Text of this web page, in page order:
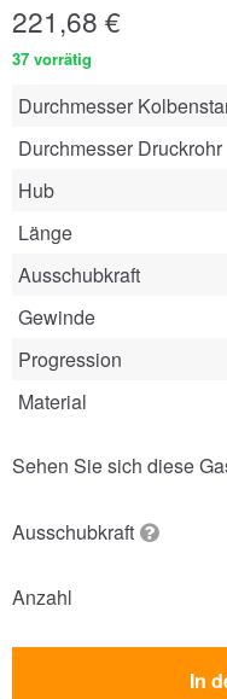
221,68 €
37 vorrätig
Durchmesser
Durchmesser Druckrohr
Hub
Länge
Ausschubkraft
Gewinde
Progression
Material
Sehen Sie sich diese
Ausschubkraft
Anzahl
In